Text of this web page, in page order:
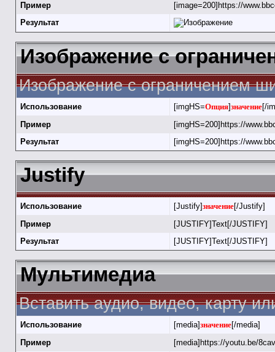
Пример
[image=200]https://
Результат
Изображение с
Изображение с ограничением
Использование [imgHS=Опция]значение[/
Пример
[imgHS=200]https://
Результат
[imgHS=200]https://
Justify
Использование [Justify]значение[/Justify]
Пример
[JUSTIFY]Text[/JUSTIFY]
Результат
[JUSTIFY]Text[/JUSTIFY]
Мультимедиа
Вставить аудио, видео, карту
Использование [media]значение[/media]
Пример
[media]https://youtu.be/